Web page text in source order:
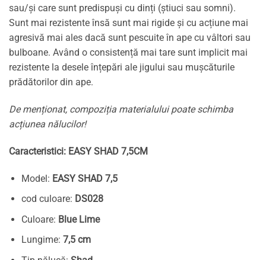
sau/și care sunt predispuși cu dinți (știuci sau somni).
Sunt mai rezistente însă sunt mai rigide și cu acțiune mai
agresivă mai ales dacă sunt pescuite în ape cu vâltori sau
bulboane. Având o consistență mai tare sunt implicit mai
rezistente la desele înțepări ale jigului sau mușcăturile
prădătorilor din ape.
De menționat, compoziția materialului poate schimba
acțiunea nălucilor!
Caracteristici: EASY SHAD 7,5CM
Model: EASY SHAD 7,5
cod culoare: DS028
Culoare: Blue Lime
Lungime: 7,5 cm